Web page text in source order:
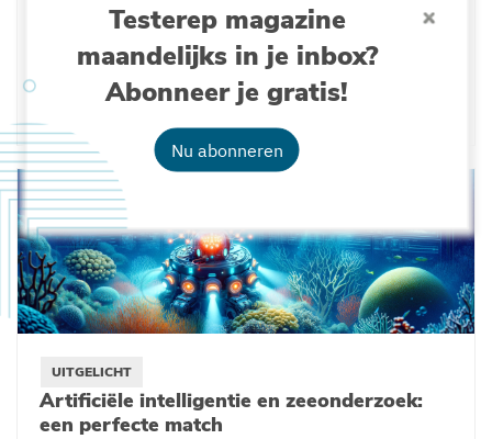
Testerep magazine
maandelijks in je inbox?
Abonneer je gratis!
Nu abonneren
Innovatieve ‘duin voor dijk’-oplossing:
kustgebieden beschermen tegen
klimaatverandering
UITGELICHT
Artificiële intelligentie en zeeonderzoek:
een perfecte match